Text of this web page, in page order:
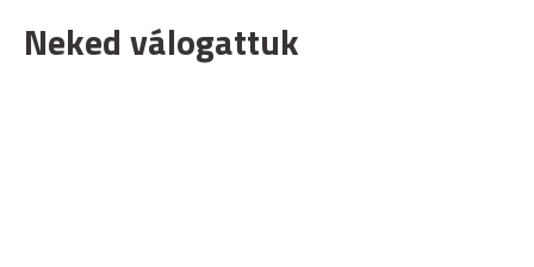
Neked válogattuk